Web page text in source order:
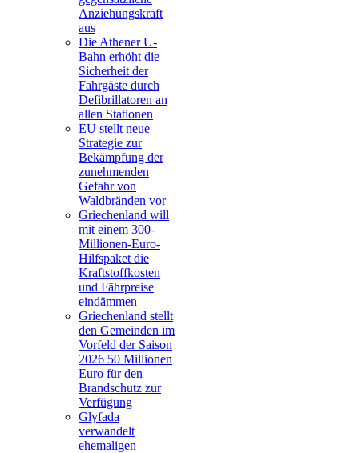
Anziehungskraft
aus
Die Athener U-
Bahn erhöht die
Sicherheit der
Fahrgäste durch
Defibrillatoren an
allen Stationen
EU stellt neue
Strategie zur
Bekämpfung der
zunehmenden
Gefahr von
Waldbränden vor
Griechenland will
mit einem 300-
Millionen-Euro-
Hilfspaket die
Kraftstoffkosten
und Fährpreise
eindämmen
Griechenland stellt
den Gemeinden im
Vorfeld der Saison
2026 50 Millionen
Euro für den
Brandschutz zur
Verfügung
Glyfada
verwandelt
ehemaligen